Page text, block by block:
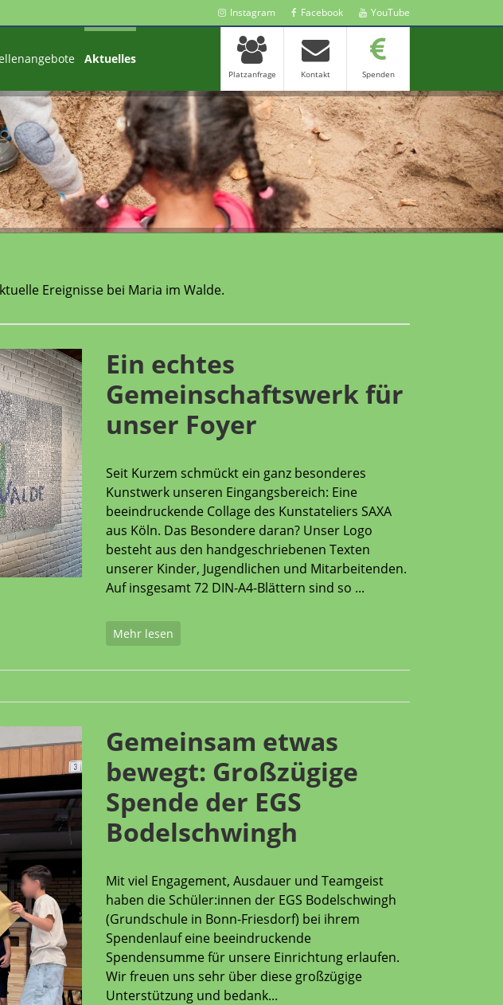
Instagram Facebook YouTube
Aktuelles
Platzanfrage Kontakt Spenden
Ereignisse bei Maria im Walde.
Ein echtes
Gemeinschaftswerk für
unser Foyer
Seit Kurzem schmückt ein ganz besonderes
Kunstwerk unseren Eingangsbereich: Eine
beeindruckende Collage des Kunstateliers SAXA
aus Köln. Das Besondere daran? Unser Logo
besteht aus den handgeschriebenen Texten
unserer Kinder, Jugendlichen und Mitarbeitenden.
Auf insgesamt 72 DIN-A4-Blättern sind so ...
Mehr lesen
Gemeinsam etwas
bewegt: Großzügige
Spende der EGS
Bodelschwingh
Mit viel Engagement, Ausdauer und Teamgeist
haben die Schüler:innen der EGS Bodelschwingh
(Grundschule in Bonn-Friesdorf) bei ihrem
Spendenlauf eine beeindruckende
Spendensumme für unsere Einrichtung erlaufen.
Wir freuen uns sehr über diese großzügige
Unterstützung und bedank...